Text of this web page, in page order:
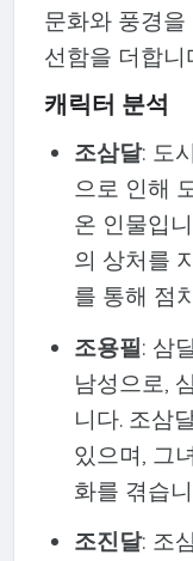
문화와 풍경
선함을 더합니
캐릭터 분석
조삼달: 도
으로 인해
온 인물입
의 상처를
를 통해 점
조용필: 삼
남성으로,
니다. 조삼
있으며, 그
화를 겪습
조진달: 조